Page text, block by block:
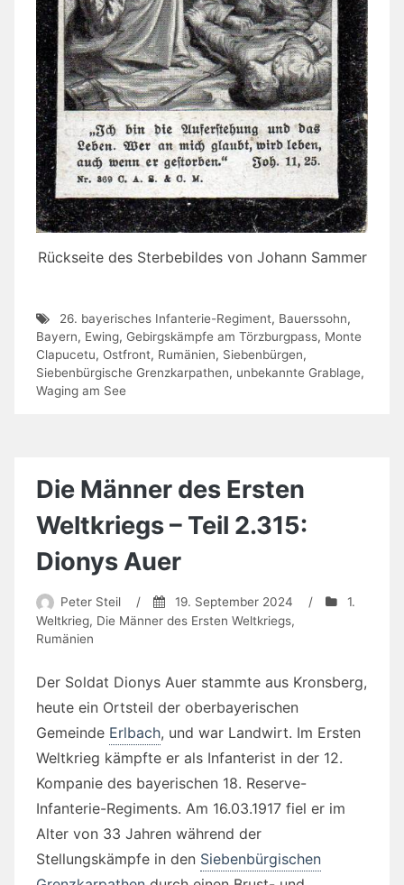
Rückseite des Sterbebildes von Johann Sammer
26. bayerisches Infanterie-Regiment, Bauerssohn,
Bayern, Ewing, Gebirgskämpfe am Törzburgpass, Monte
Clapucetu, Ostfront, Rumänien, Siebenbürgen,
Siebenbürgische Grenzkarpathen, unbekannte Grablage,
Waging am See
Die Männer des Ersten
Weltkriegs – Teil 2.315:
Dionys Auer
Peter Steil / 19. September 2024 /
1.
Weltkrieg, Die Männer des Ersten Weltkriegs,
Rumänien
Der Soldat Dionys Auer stammte aus Kronsberg,
heute ein Ortsteil der oberbayerischen
Gemeinde Erlbach, und war Landwirt. Im Ersten
Weltkrieg kämpfte er als Infanterist in der 12.
Kompanie des bayerischen 18. Reserve-
Infanterie-Regiments. Am 16.03.1917 fiel er im
Alter von 33 Jahren während der
Stellungskämpfe in den Siebenbürgischen